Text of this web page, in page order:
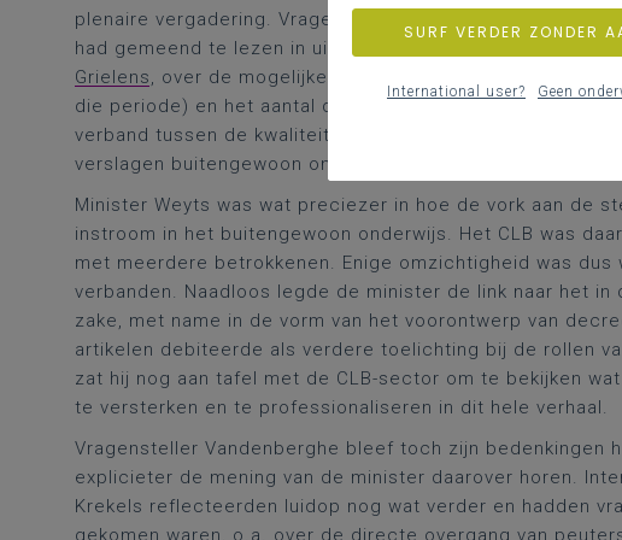
plenaire vergadering. Vragensteller Vandenberghe
had gemeend te lezen in uitspraken van de algemeen
Grielens, over de mogelijke relatie tussen de coronacrisis
die periode) en het aantal doorverwijzingen naar het
verband tussen de kwaliteit van de handelingsgerichte
verslagen buitengewoon onderwijs?
Minister Weyts was wat preciezer in hoe de vork aan de
instroom in het buitengewoon onderwijs. Het CLB was
met meerdere betrokkenen. Enige omzichtigheid was
verbanden. Naadloos legde de minister de link naar het
zake, met name in de vorm van het voorontwerp van
artikelen debiteerde als verdere toelichting bij de rollen
zat hij nog aan tafel met de CLB-sector om te bekijken
te versterken en te professionaliseren in dit hele verhaal.
Vragensteller Vandenberghe bleef toch zijn bedenkingen
explicieter de mening van de minister daarover horen.
Krekels reflecteerden luidop nog wat verder en hadden
gekomen waren, o.a. over de directe overgang van
SURF VERDER ZONDER
International user? Geen